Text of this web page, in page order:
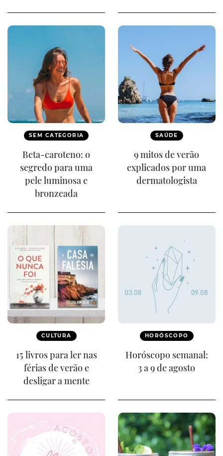
SEM CATEGORIA
Beta-caroteno: o
segredo para uma
pele luminosa e
bronzeada
SAÚDE
9 mitos de verão
explicados por uma
dermatologista
CULTURA
15 livros para ler nas
férias de verão e
desligar a mente
HORÓSCOPO
Horóscopo semanal:
3 a 9 de agosto